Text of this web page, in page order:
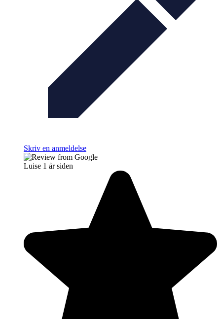
Skriv en anmeldelse
Luise 1 år siden